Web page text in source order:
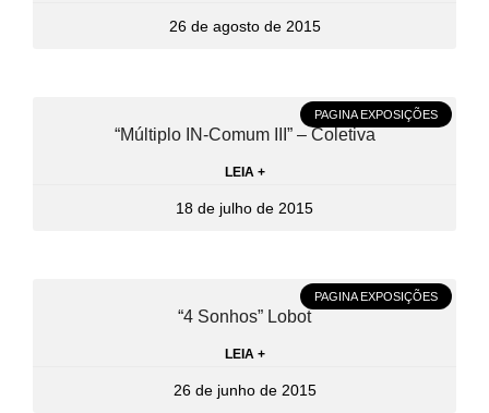
26 de agosto de 2015
PAGINA EXPOSIÇÕES
“Múltiplo IN-Comum III” – Coletiva
LEIA +
18 de julho de 2015
PAGINA EXPOSIÇÕES
“4 Sonhos” Lobot
LEIA +
26 de junho de 2015